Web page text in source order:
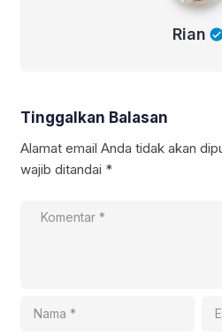
Rian
Tinggalkan Balasan
Alamat email Anda tidak akan
wajib ditandai *